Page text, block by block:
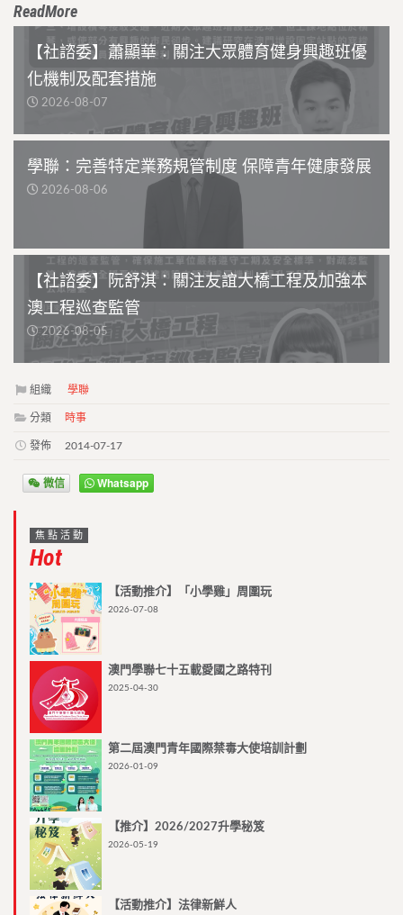
ReadMore
【社諮委】蕭顯華：關注大眾體育健身興趣班優
化機制及配套措施
2026-08-07
學聯：完善特定業務規管制度 保障青年健康發展
2026-08-06
【社諮委】阮舒淇：關注友誼大橋工程及加強本
澳工程巡查監管
2026-08-05
組織 學聯
分類 時事
發佈 2014-07-17
微信 Whatsapp
焦點活動
Hot
【活動推介】「小學雞」周圍玩
2026-07-08
澳門學聯七十五載愛國之路特刊
2025-04-30
第二屆澳門青年國際禁毒大使培訓計劃
2026-01-09
【推介】2026/2027升學秘笈
2026-05-19
【活動推介】法律新鮮人